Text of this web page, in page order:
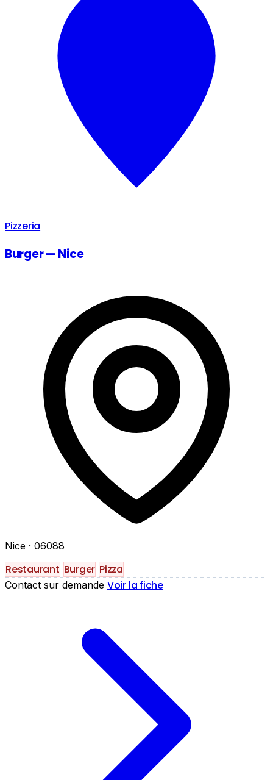
Pizzeria
Burger — Nice
Nice · 06088
Restaurant Burger Pizza
Contact sur demande Voir la fiche